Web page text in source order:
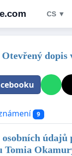
CS ▼
9
osobních
Tomia